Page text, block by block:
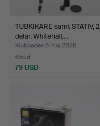
TUBKIKARE samt STATIV, 2
delar, Whitehall,…
Klubbades 6 maj 2026
6 bud
79 USD